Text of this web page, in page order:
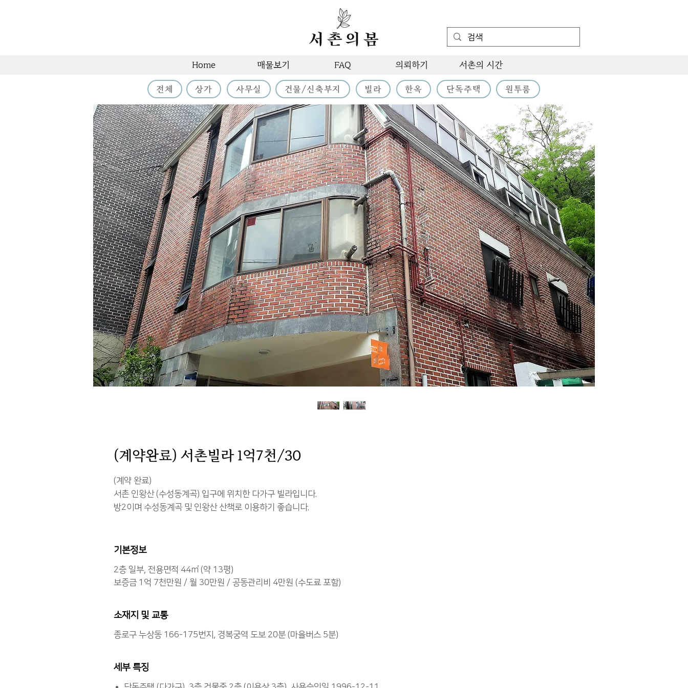
Home 매물보기 FAQ 의뢰하기 서촌의 시간
전체 상가 사무실 건물/신축부지 빌라 한옥 단독주택 원투룸
(계약완료) 서촌빌라 1억7천/30
(계약 완료)
서촌 인왕산 (수성동계곡) 입구에 위치한 다가구 빌라입니다.
방2이며 수성동계곡 및 인왕산 산책로 이용하기 좋습니다.
기본정보
2층 일부, 전용면적 44㎡ (약 13평)
보증금 1억 7천만원 / 월 30만원 / 공동관리비 4만원 (수도료 포함)
소재지 및 교통
종로구 누상동 166-175번지, 경복궁역 도보 20분 (마을버스 5분)
세부 특징